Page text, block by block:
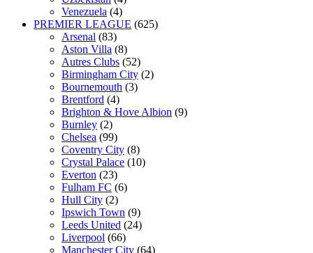
Venezuela (4)
PREMIER LEAGUE (625)
Arsenal (83)
Aston Villa (8)
Autres Clubs (52)
Birmingham City (2)
Bournemouth (3)
Brentford (4)
Brighton & Hove Albion (9)
Burnley (2)
Chelsea (99)
Coventry City (8)
Crystal Palace (10)
Everton (23)
Fulham FC (6)
Hull City (2)
Ipswich Town (9)
Leeds United (24)
Liverpool (66)
Manchester City (64)